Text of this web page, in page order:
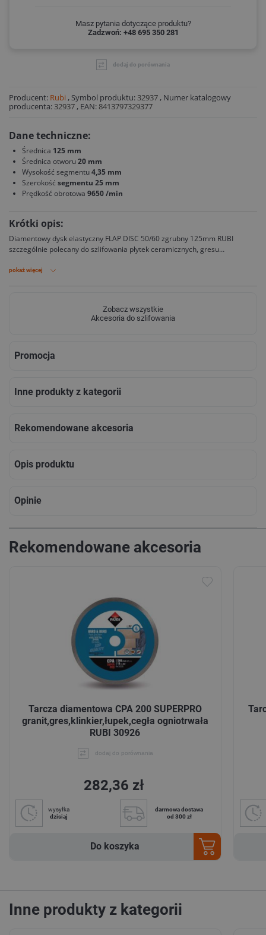
Masz pytania dotyczące produktu?
Zadzwoń: +48 695 350 281
dodaj do porównania
Producent: Rubi , Symbol produktu: 32937 , Numer katalogowy
producenta: 32937 , EAN:8413797329377
Dane techniczne:
Średnica 125 mm
Średnica otworu20 mm
Wysokość segmentu4,35 mm
Szerokość segmentu 25 mm
Prędkość obrotowa 9650 /min
Krótki opis:
Diamentowy dysk elastyczny FLAP DISC 50/60 zgrubny 125mm RUBI
szczególnie polecany do szlifowania płytek ceramicznych, gresu
pokaż więcej
Zobacz wszystkie
Akcesoria do szlifowania
Promocja
Inne produkty z kategorii
Rekomendowane akcesoria
Opis produktu
Opinie
Rekomendowane akcesoria
Tarcza diamentowa CPA 200 SUPERPRO
granit,gres,klinkier,łupek,cegła ogniotrwała
RUBI 30926
dodaj do porównania
282,36 zł
wysyłka
dzisiaj
darmowa dostawa
od 300 zł
Do koszyka
Inne produkty z kategorii